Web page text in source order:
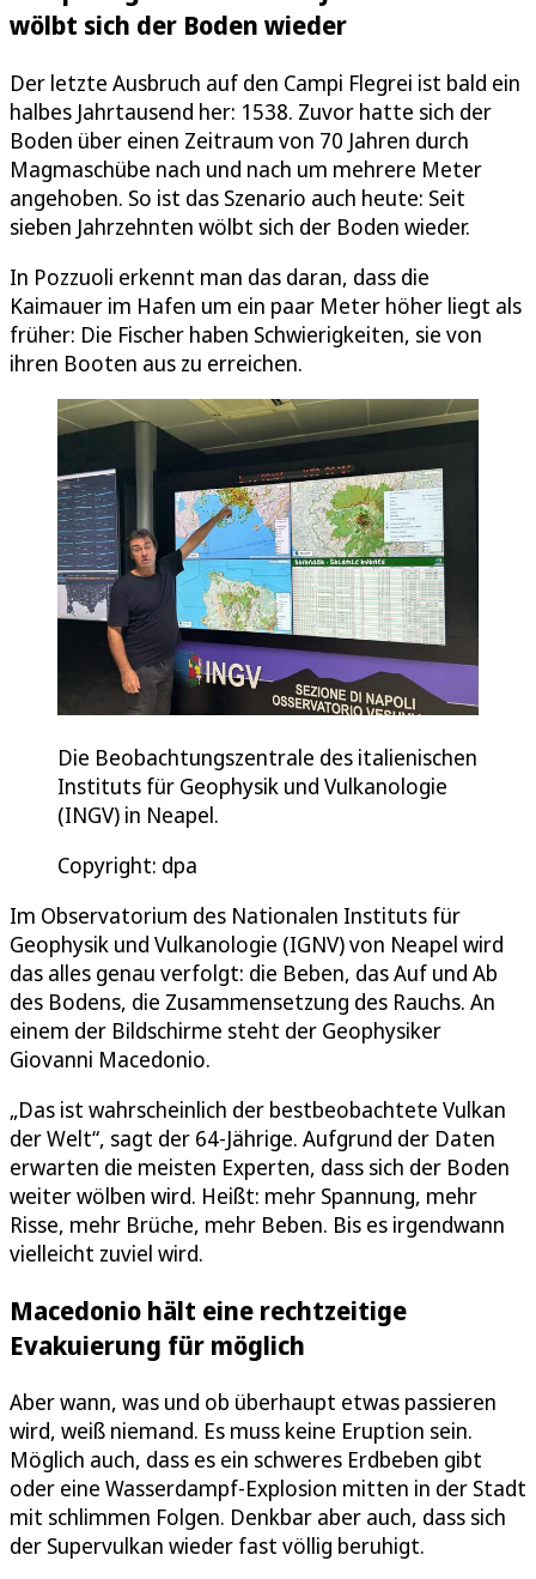
wölbt sich der Boden wieder
Der letzte Ausbruch auf den Campi Flegrei ist bald ein
halbes Jahrtausend her: 1538. Zuvor hatte sich der
Boden über einen Zeitraum von 70 Jahren durch
Magmaschübe nach und nach um mehrere Meter
angehoben. So ist das Szenario auch heute: Seit
sieben Jahrzehnten wölbt sich der Boden wieder.
In Pozzuoli erkennt man das daran, dass die
Kaimauer im Hafen um ein paar Meter höher liegt als
früher: Die Fischer haben Schwierigkeiten, sie von
ihren Booten aus zu erreichen.
Die Beobachtungszentrale des italienischen
Instituts für Geophysik und Vulkanologie
(INGV) in Neapel.
Copyright: dpa
Im Observatorium des Nationalen Instituts für
Geophysik und Vulkanologie (IGNV) von Neapel wird
das alles genau verfolgt: die Beben, das Auf und Ab
des Bodens, die Zusammensetzung des Rauchs. An
einem der Bildschirme steht der Geophysiker
Giovanni Macedonio.
„Das ist wahrscheinlich der bestbeobachtete Vulkan
der Welt“, sagt der 64-Jährige. Aufgrund der Daten
erwarten die meisten Experten, dass sich der Boden
weiter wölben wird. Heißt: mehr Spannung, mehr
Risse, mehr Brüche, mehr Beben. Bis es irgendwann
vielleicht zuviel wird.
Macedonio hält eine rechtzeitige
Evakuierung für möglich
Aber wann, was und ob überhaupt etwas passieren
wird, weiß niemand. Es muss keine Eruption sein.
Möglich auch, dass es ein schweres Erdbeben gibt
oder eine Wasserdampf-Explosion mitten in der Stadt
mit schlimmen Folgen. Denkbar aber auch, dass sich
der Supervulkan wieder fast völlig beruhigt.